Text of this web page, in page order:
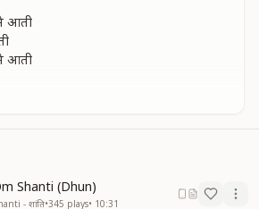
आती
आती
Shanti (Dhun)
- शांति•345 plays• 10:31